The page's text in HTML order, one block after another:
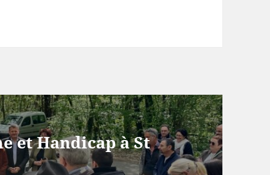
et Handicap à St